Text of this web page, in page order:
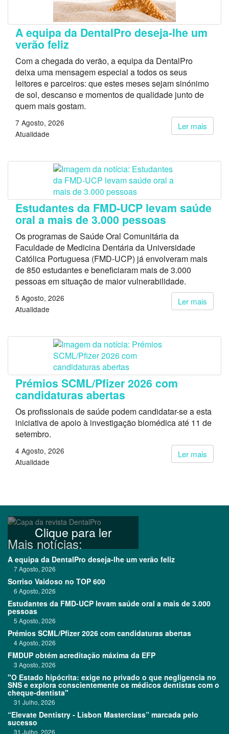
A equipa da DentalPro deseja-lhe um
verão feliz
Com a chegada do verão, a equipa da DentalPro
deixa uma mensagem especial a todos os seus
leitores e parceiros: que estes meses sejam sinónimo
de sol, descanso e momentos de qualidade junto de
quem mais gostam.
Ler mais
7 Agosto, 2026
Atualidade
Estudantes da FMD-UCP levam saúde
oral a mais de 3.000 pessoas
Os programas de Saúde Oral Comunitária da
Faculdade de Medicina Dentária da Universidade
Católica Portuguesa (FMD-UCP) já envolveram mais
de 850 estudantes e beneficiaram mais de 3.000
pessoas em situação de maior vulnerabilidade.
Ler mais
5 Agosto, 2026
Atualidade
Prémios SCML/Pfizer 2026 com
candidaturas abertas
Os profissionais de saúde podem candidatar-se a esta
iniciativa de apoio à investigação biomédica até 11 de
setembro.
Ler mais
4 Agosto, 2026
Atualidade
Clique para ler
Mais notícias:
A equipa da DentalPro deseja-lhe um verão feliz
7 Agosto, 2026
Sorriso Vaidoso no TOP 600
6 Agosto, 2026
Estudantes da FMD-UCP levam saúde oral a mais de 3.000
pessoas
5 Agosto, 2026
Prémios SCML/Pfizer 2026 com candidaturas abertas
4 Agosto, 2026
FMDUP obtém acreditação máxima da EFP
3 Agosto, 2026
"O Estado hipócrita: exige no privado o que negligencia no
SNS e explora conscientemente os médicos dentistas com o
cheque-dentista"
31 Julho, 2026
“Elevate Dentistry - Lisbon Masterclass” marcada pelo
sucesso
31 Julho, 2026